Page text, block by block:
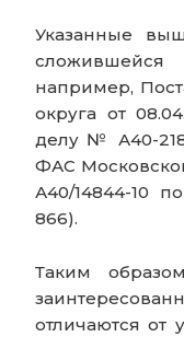
Указанные
сложившейся
например,
округа от
делу № А40-
ФАС
А40/14844-10
866).
Таким
отличаются от